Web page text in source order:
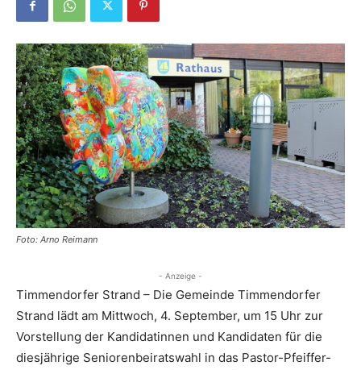
Foto: Arno Reimann
- Anzeige -
Timmendorfer Strand – Die Gemeinde Timmendorfer
Strand lädt am Mittwoch, 4. September, um 15 Uhr zur
Vorstellung der Kandidatinnen und Kandidaten für die
diesjährige Seniorenbeiratswahl in das Pastor-Pfeiffer-